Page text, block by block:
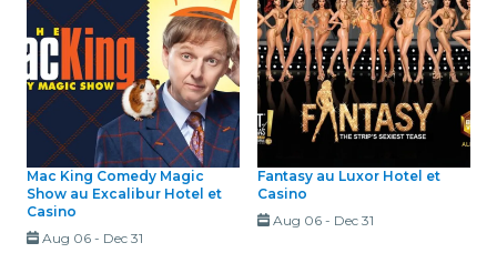
Mac King Comedy Magic
Show au Excalibur Hotel et
Casino
Aug 06- Dec 31
Fantasy au Luxor Hotel et
Casino
Aug 06- Dec 31